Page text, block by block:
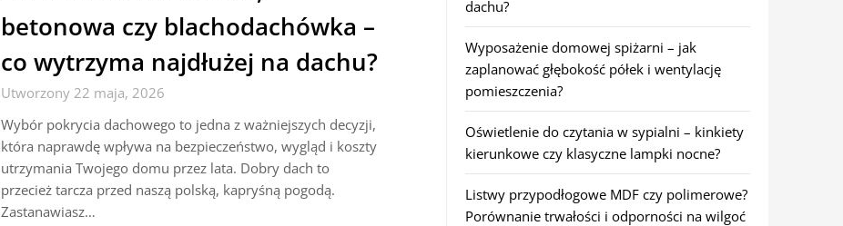
betonowa czy blachodachówka –
co wytrzyma najdłużej na dachu?
Utworzony 22 maja, 2026
Wybór pokrycia dachowego to jedna z ważniejszych decyzji,
która naprawdę wpływa na bezpieczeństwo, wygląd i koszty
utrzymania Twojego domu przez lata. Dobry dach to
przecież tarcza przed naszą polską, kapryśną pogodą.
Zastanawiasz…
dachu?
Wyposażenie domowej spiżarni – jak
zaplanować głębokość półek i wentylację
pomieszczenia?
Oświetlenie do czytania w sypialni – kinkiety
kierunkowe czy klasyczne lampki nocne?
Listwy przypodłogowe MDF czy polimerowe?
Porównanie trwałości i odporności na wilgoć